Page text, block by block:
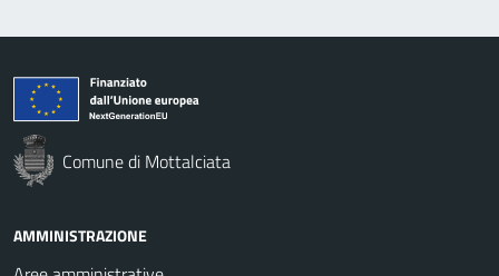
Comune di Mottalciata
AMMINISTRAZIONE